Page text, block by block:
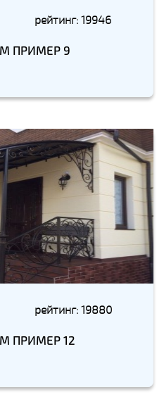
рейтинг: 19946
ПРИМЕР 9
рейтинг: 19880
ПРИМЕР 12